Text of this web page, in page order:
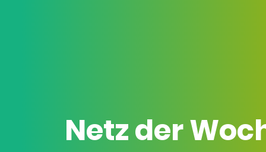
Netz der